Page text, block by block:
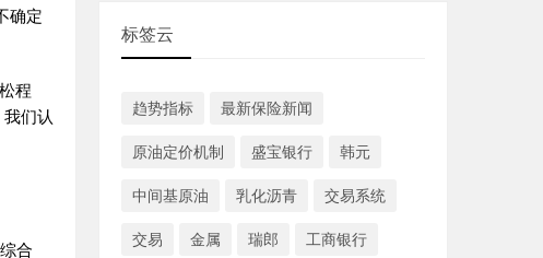
确定
程
们认
合
标签云
趋势指标 最新保险新闻
原油定价机制 盛宝银行 韩元
中间基原油 乳化沥青 交易系统
交易 金属 瑞郎 工商银行